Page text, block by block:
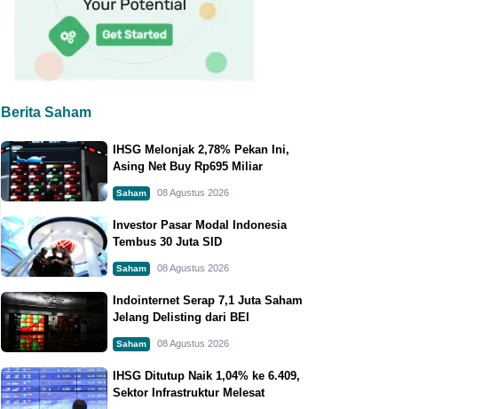
Berita Saham
IHSG Melonjak 2,78% Pekan Ini,
Asing Net Buy Rp695 Miliar
Saham 08 Agustus 2026
Investor Pasar Modal Indonesia
Tembus 30 Juta SID
Saham 08 Agustus 2026
Indointernet Serap 7,1 Juta Saham
Jelang Delisting dari BEI
Saham 08 Agustus 2026
IHSG Ditutup Naik 1,04% ke 6.409,
Sektor Infrastruktur Melesat